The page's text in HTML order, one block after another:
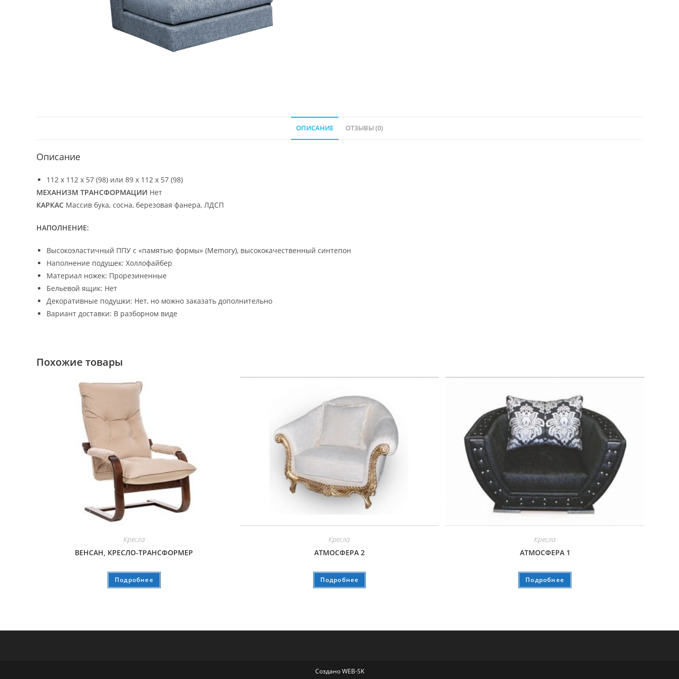
ОПИСАНИЕ ОТЗЫВЫ (0)
Описание
112 х 112 х 57 (98) или 89 х 112 х 57 (98)
МЕХАНИЗМ ТРАНСФОРМАЦИИ Нет
КАРКАС Массив бука, сосна, березовая фанера, ЛДСП
НАПОЛНЕНИЕ:
Высокоэластичный ППУ с «памятью формы» (Memory), высококачественный синтепон
Наполнение подушек: Холлофайбер
Материал ножек: Прорезиненные
Бельевой ящик: Нет
Декоративные подушки: Нет, но можно заказать дополнительно
Вариант доставки: В разборном виде
Похожие товары
Кресла
ВЕНСАН, КРЕСЛО-ТРАНСФОРМЕР
Подробнее
Кресла
АТМОСФЕРА 2
Подробнее
Кресла
АТМОСФЕРА 1
Подробнее
Создано WEB-SK